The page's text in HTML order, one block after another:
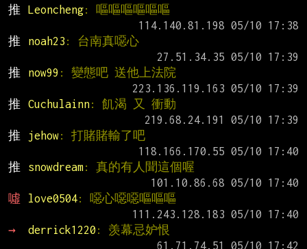
推
Leoncheng: 嘔嘔嘔嘔嘔嘔
推
noah23 : 台南真噁心
推
now99 : 變態吧 送他上法院
推
Cuchulainn: 飢渴 又 衝動
推
jehow: 打賭賭輸了吧
推
snowdream: 真的有人聞這個喔
噓
love0504: 噁心噁噁嘔嘔嘔
→
derrick1220 : 羡幕忌妒恨